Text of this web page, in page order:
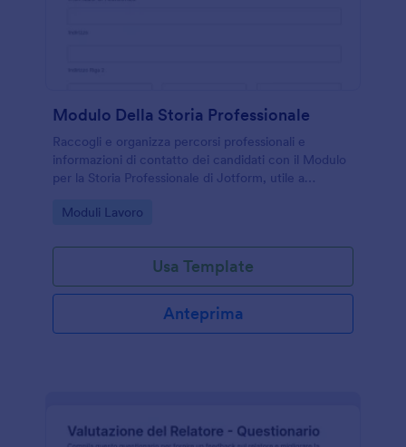
Modulo Della Storia Professionale
Raccogli e organizza percorsi professionali e
informazioni di contatto dei candidati con il Modulo
per la Storia Professionale di Jotform, utile a
dati online.
Go to Category:
Moduli Lavoro
Usa Template
Anteprima